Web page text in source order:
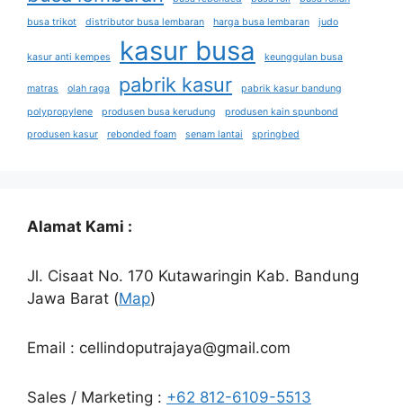
busa trikot
distributor busa lembaran harga busa lembaran judo
kasur anti kempes kasur busa keunggulan busa
matras olah raga pabrik kasur
pabrik kasur bandung
polypropylene
produsen busa kerudung
produsen kain spunbond
produsen kasur
rebonded foam senam lantai springbed
Alamat Kami :
Jl. Cisaat No. 170 Kutawaringin Kab. Bandung
Jawa Barat (Map)
Email : cellindoputrajaya@gmail.com
Sales / Marketing : +62 812-6109-5513